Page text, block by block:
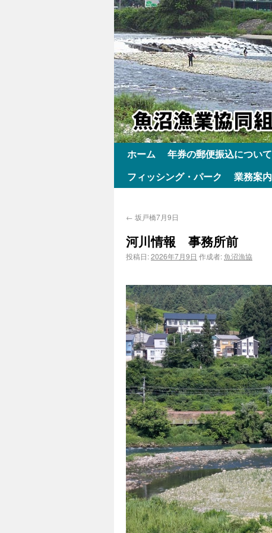
ホーム 年券の郵便振込について
フィッシング・パーク
業務案内
← 坂戸橋7月9日
河川情報 事務所前
投稿日:2026年7月9日 作成者:魚沼漁協